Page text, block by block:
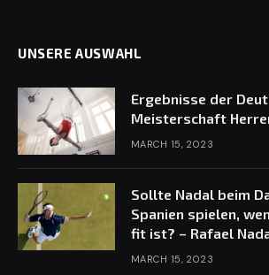
UNSERE AUSWAHL
Ergebnisse der
Meisterschaft
MARCH 15, 2023
Sollte Nadal beim
Spanien spielen,
fit ist? – Rafael
MARCH 15, 2023